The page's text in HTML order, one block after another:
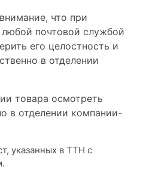
что при
любой почтовой службой
его целостность и
в отделении
товара осмотреть
в отделении компании-
указанных в ТТН с